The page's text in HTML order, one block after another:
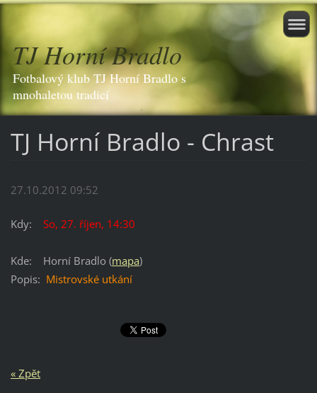
TJ Horní Bradlo
Fotbalový klub TJ Horní Bradlo s
mnohaletou tradicí
TJ Horní Bradlo - Chrast
27.10.2012 09:52
Kdy: So, 27. říjen, 14:30
Kde: Horní Bradlo (mapa)
Popis: Mistrovské utkání
« Zpět